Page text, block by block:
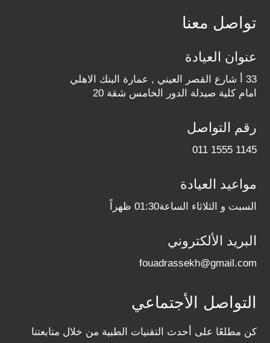
التواصل الأجتماعي
كن مطلعًا على أحدث التقنيات الطبية من خلال متابعتنا
تواصل معنا
عنوان العيادة
33 أ شارع القصر العيني , عمارة البنك الاهلي
امام كلية صيدلة الدور الخامس شقة 20
رقم التواصل
011 1555 1145
مواعيد العيادة
السبت و الثلاثاء الساعة01:30 ظهراً
البريد الألكتروني
fouadrassekh@gmail.com